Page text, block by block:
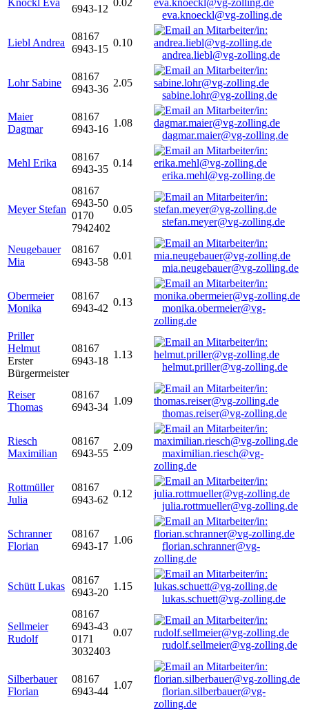
Knöckl Eva
6943-12
0.02
eva.knoeckl@vg-zolling.de
Liebl Andrea
08167
6943-15
0.10
andrea.liebl@vg-zolling.de
Lohr Sabine
08167
6943-36
2.05
sabine.lohr@vg-zolling.de
Maier
Dagmar
08167
6943-16
1.08
dagmar.maier@vg-zolling.de
Mehl Erika
08167
6943-35
0.14
erika.mehl@vg-zolling.de
Meyer Stefan
08167
6943-50
0170
7942402
0.05
stefan.meyer@vg-zolling.de
Neugebauer
Mia
08167
6943-58
0.01
mia.neugebauer@vg-zolling.de
Obermeier
Monika
08167
6943-42
0.13
monika.obermeier@vg-
zolling.de
Priller
Helmut
Erster
Bürgermeister
08167
6943-18
1.13
helmut.priller@vg-zolling.de
Reiser
Thomas
08167
6943-34
1.09
thomas.reiser@vg-zolling.de
Riesch
Maximilian
08167
6943-55
2.09
maximilian.riesch@vg-
zolling.de
Rottmüller
Julia
08167
6943-62
0.12
julia.rottmueller@vg-zolling.de
Schranner
Florian
08167
6943-17
1.06
florian.schranner@vg-
zolling.de
Schütt Lukas
08167
6943-20
1.15
lukas.schuett@vg-zolling.de
Sellmeier
Rudolf
08167
6943-43
0171
3032403
0.07
rudolf.sellmeier@vg-zolling.de
Silberbauer
Florian
08167
6943-44
1.07
florian.silberbauer@vg-
zolling.de